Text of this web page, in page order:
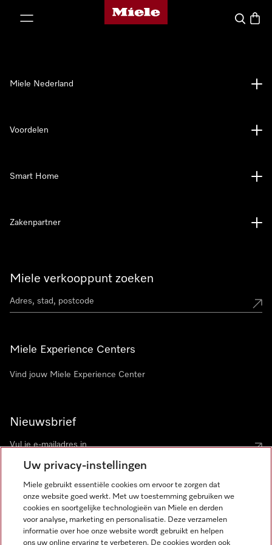
Homepage van Miele
Wat zoek
Miele verkooppunt zoeken
Miele Experience Centers
Vind jouw Miele Experience Center
Nieuwsbrief
Miele Nederland
Voordelen
Smart Home
Zakenpartner
Miele op Instagram
Miele op Facebook
Miele op Youtube
Uw privacy-instellingen
Miele gebruikt essentiële cookies om ervoor te zorgen dat
onze website goed werkt. Met uw toestemming gebruiken we
cookies en soortgelijke technologieën van Miele en derden
voor analyse, marketing en personalisatie. Deze verzamelen
informatie over hoe onze website wordt gebruikt en helpen
ons uw online ervaring te verbeteren. De cookies worden ook